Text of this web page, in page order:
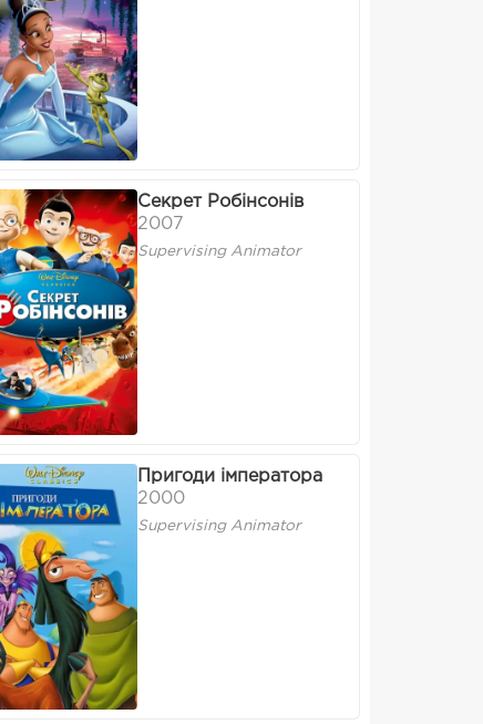
Секрет Робінсонів
2007
Supervising Animator
Пригоди імператора
2000
Supervising Animator